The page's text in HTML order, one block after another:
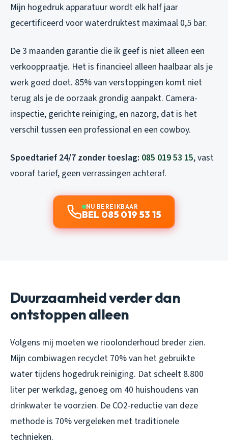
Mijn hogedruk apparatuur wordt elk half jaar
gecertificeerd voor waterdruktest maximaal 0,5 bar.
De 3 maanden garantie die ik geef is niet alleen een
verkooppraatje. Het is financieel alleen haalbaar als je
werk goed doet. 85% van verstoppingen komt niet
terug als je de oorzaak grondig aanpakt. Camera-
inspectie, gerichte reiniging, en nazorg, dat is het
verschil tussen een professional en een cowboy.
Spoedtarief 24/7 zonder toeslag: 085 019 53 15, vast
vooraf tarief, geen verrassingen achteraf.
NU BEREIKBAAR
BEL 085 019 53 15
Duurzaamheid verder dan
ontstoppen alleen
Volgens mij moeten we rioolonderhoud breder zien.
Mijn combiwagen recyclet 70% van het gebruikte
water tijdens hogedruk reiniging. Dat scheelt 8.800
liter per werkdag, genoeg om 40 huishoudens van
drinkwater te voorzien. De CO2-reductie van deze
methode is 70% vergeleken met traditionele
technieken.